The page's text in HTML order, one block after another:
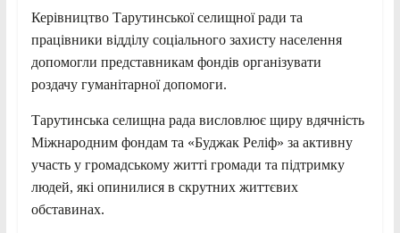
Керівництво Тарутинської селищної ради та
працівники відділу соціального захисту населення
допомогли представникам фондів організувати
роздачу гуманітарної допомоги.
Тарутинська селищна рада висловлює щиру вдячність
Міжнародним фондам та «Буджак Реліф» за активну
участь у громадському житті громади та підтримку
людей, які опинилися в скрутних життєвих
обставинах.